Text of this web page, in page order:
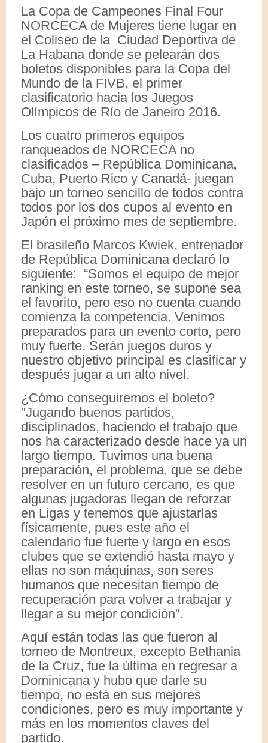
La Copa de Campeones Final Four
NORCECA de Mujeres tiene lugar en
el Coliseo de la Ciudad Deportiva de
La Habana donde se pelearán dos
boletos disponibles para la Copa del
Mundo de la FIVB, el primer
clasificatorio hacia los Juegos
Olímpicos de Río de Janeiro 2016.
Los cuatro primeros equipos
ranqueados de NORCECA no
clasificados – República Dominicana,
Cuba, Puerto Rico y Canadá- juegan
bajo un torneo sencillo de todos contra
todos por los dos cupos al evento en
Japón el próximo mes de septiembre.
El brasileño Marcos Kwiek, entrenador
de República Dominicana declaró lo
siguiente: “Somos el equipo de mejor
ranking en este torneo, se supone sea
el favorito, pero eso no cuenta cuando
comienza la competencia. Venimos
preparados para un evento corto, pero
muy fuerte. Serán juegos duros y
nuestro objetivo principal es clasificar y
después jugar a un alto nivel.
¿Cómo conseguiremos el boleto?
"Jugando buenos partidos,
disciplinados, haciendo el trabajo que
nos ha caracterizado desde hace ya un
largo tiempo. Tuvimos una buena
preparación, el problema, que se debe
resolver en un futuro cercano, es que
algunas jugadoras llegan de reforzar
en Ligas y tenemos que ajustarlas
físicamente, pues este año el
calendario fue fuerte y largo en esos
clubes que se extendió hasta mayo y
ellas no son máquinas, son seres
humanos que necesitan tiempo de
recuperación para volver a trabajar y
llegar a su mejor condición".
Aquí están todas las que fueron al
torneo de Montreux, excepto Bethania
de la Cruz, fue la última en regresar a
Dominicana y hubo que darle su
tiempo, no está en sus mejores
condiciones, pero es muy importante y
más en los momentos claves del
partido.